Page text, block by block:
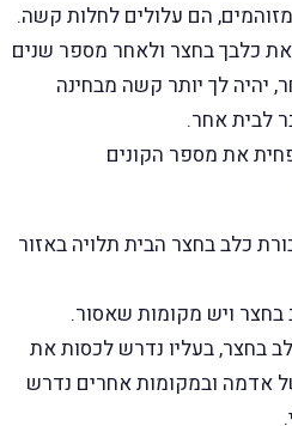
הם עלולים לחלות קשה.
כלבך בחצר ולאחר מספר שנים
יהיה לך יותר קשה מבחינה
לבית אחר.
את מספר הקונים
כלב בחצר הבית תלויה באזור
ויש מקומות שאסור.
בחצר, בעליו נדרש לכסות את
במינימום 1 מטר של אדמה ובמקומות אחרים נדרש